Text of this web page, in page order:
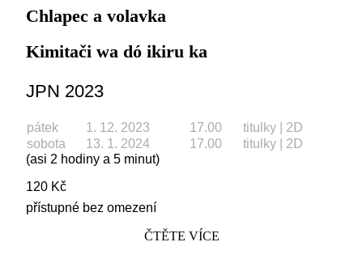
Chlapec a volavka
Kimitači wa dó ikiru ka
JPN 2023
pátek 1. 12. 2023 17.00
titulky | 2D
sobota
13. 1. 2024 17.00
titulky | 2D
(asi 2 hodiny a 5 minut)
120 Kč
přístupné bez omezení
ČTĚTE VÍCE